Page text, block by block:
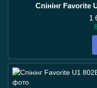
Спінінг Favorite
1